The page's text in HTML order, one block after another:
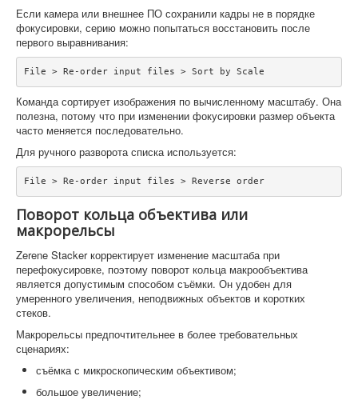
Если камера или внешнее ПО сохранили кадры не в порядке
фокусировки, серию можно попытаться восстановить после
первого выравнивания:
File > Re-order input files > Sort by Scale
Команда сортирует изображения по вычисленному масштабу. Она
полезна, потому что при изменении фокусировки размер объекта
часто меняется последовательно.
Для ручного разворота списка используется:
File > Re-order input files > Reverse order
Поворот кольца объектива или
макрорельсы
Zerene Stacker корректирует изменение масштаба при
перефокусировке, поэтому поворот кольца макрообъектива
является допустимым способом съёмки. Он удобен для
умеренного увеличения, неподвижных объектов и коротких
стеков.
Макрорельсы предпочтительнее в более требовательных
сценариях:
съёмка с микроскопическим объективом;
большое увеличение;